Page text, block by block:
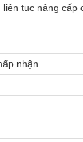
tục nâng
nhận